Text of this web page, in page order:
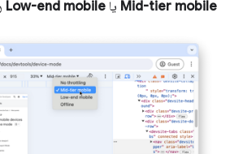
Mid-tier mobile یا Low-end mobile